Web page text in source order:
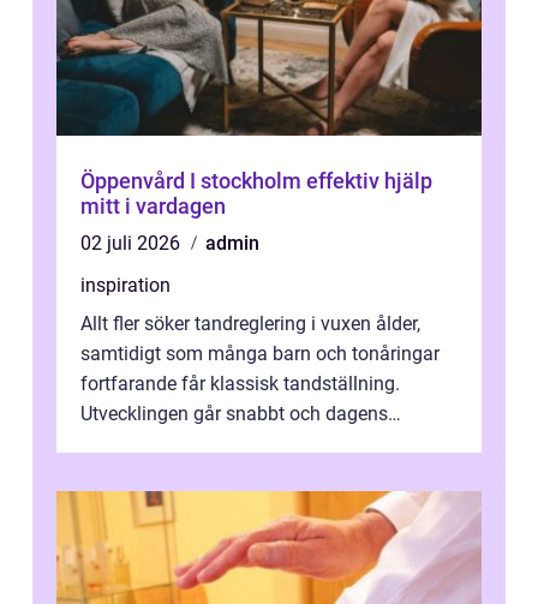
Öppenvård I stockholm effektiv hjälp
mitt i vardagen
02 juli 2026
admin
inspiration
Allt fler söker tandreglering i vuxen ålder,
samtidigt som många barn och tonåringar
fortfarande får klassisk tandställning.
Utvecklingen går snabbt och dagens